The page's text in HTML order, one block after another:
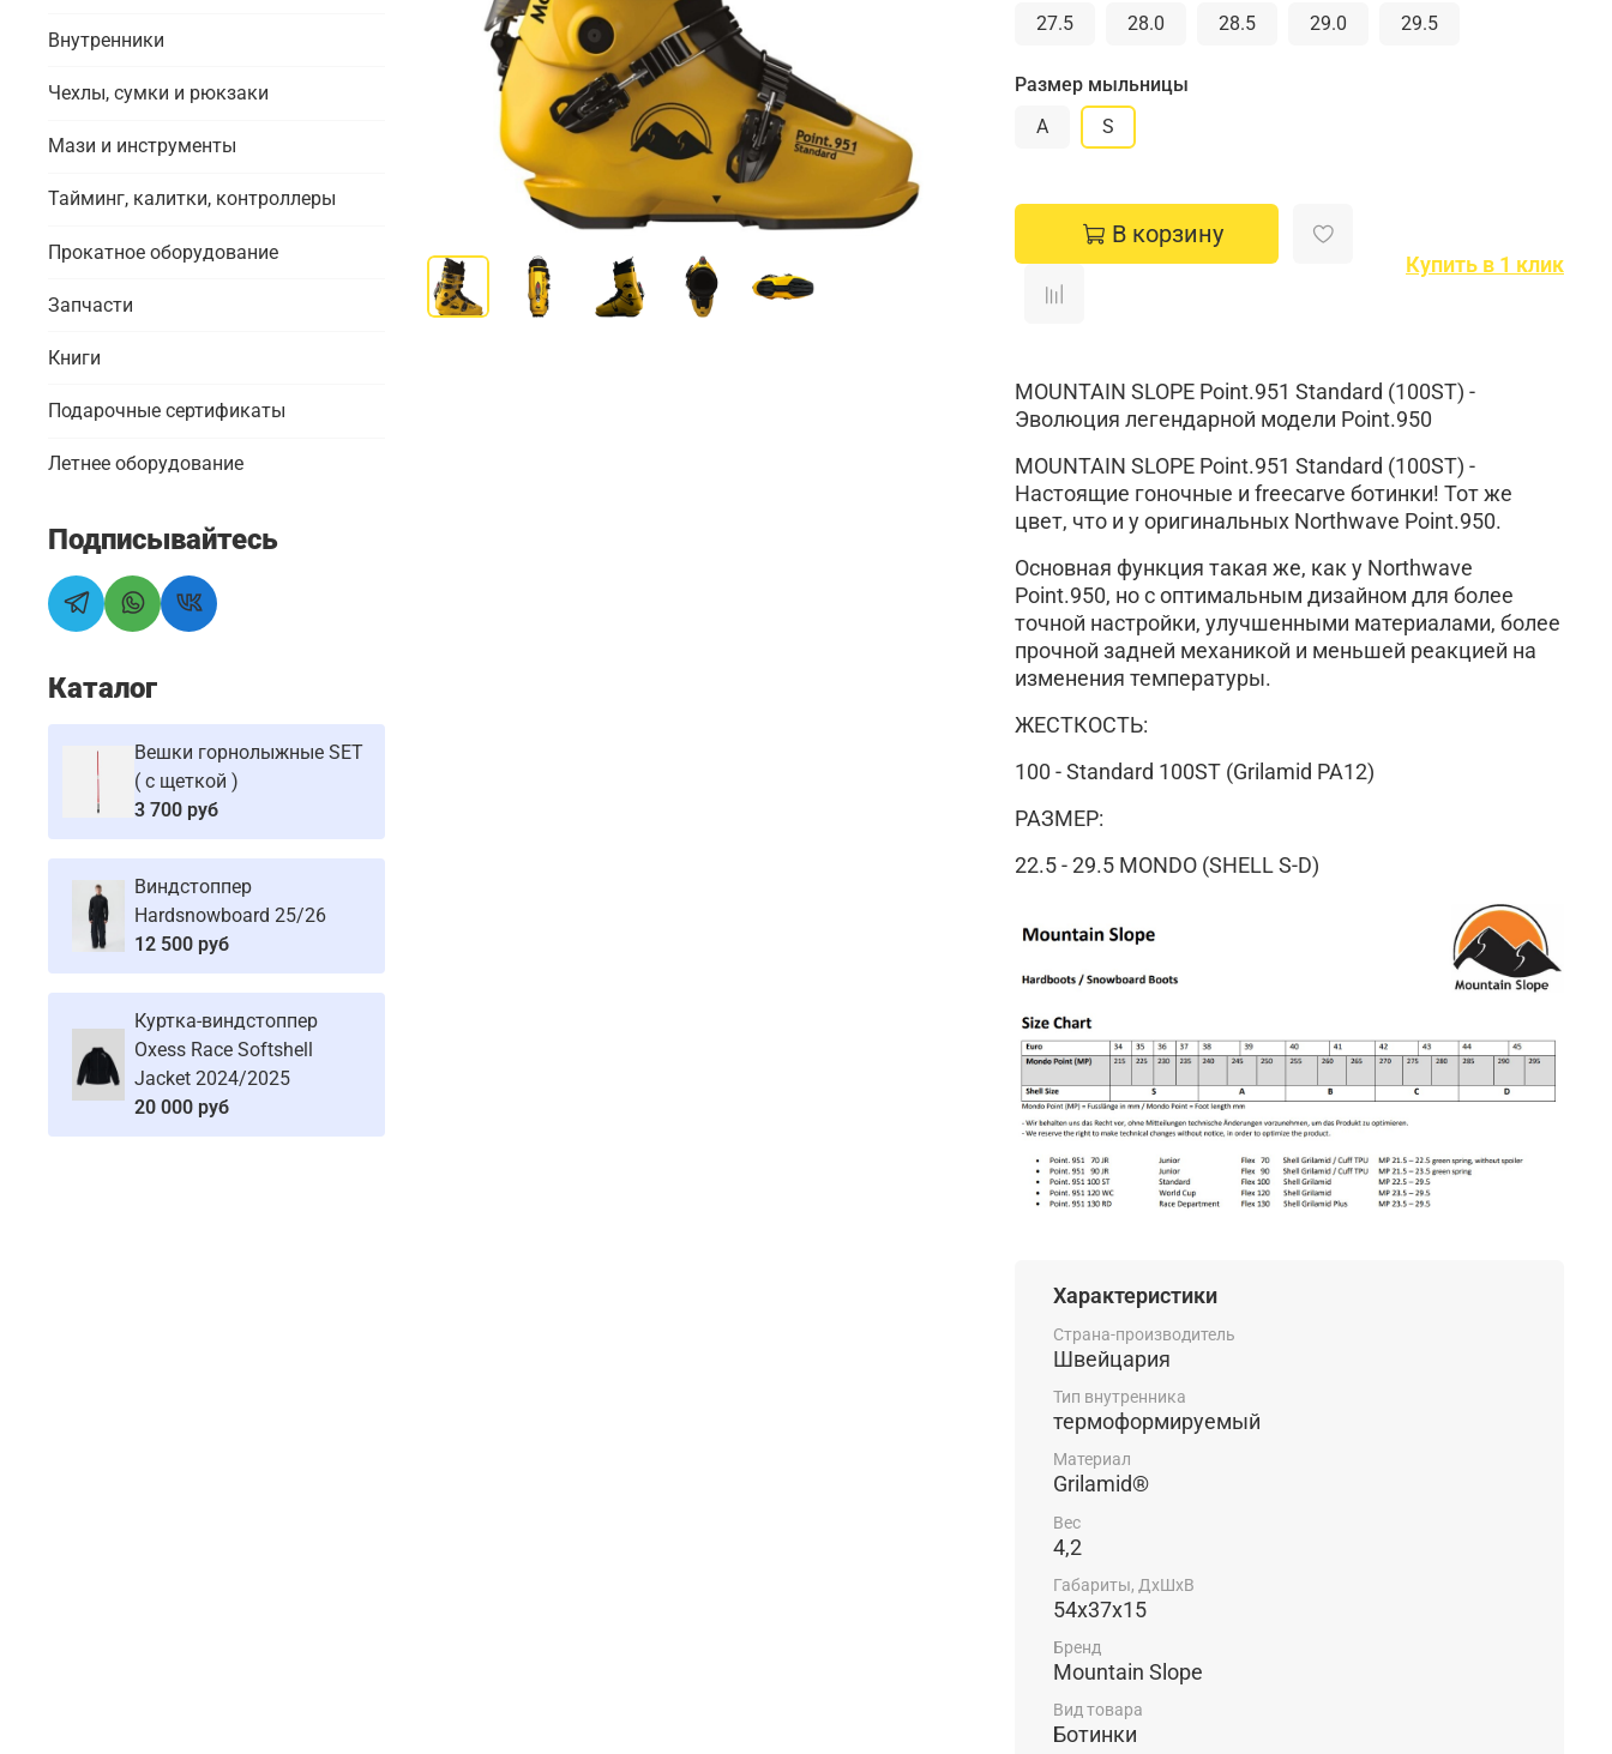
27.5 28.0 28.5 29.0 29.5
Размер мыльницы
A
S
В корзину
Купить в 1 клик
MOUNTAIN SLOPE Point.951 Standard (100ST) -
Эволюция легендарной модели Point.950
MOUNTAIN SLOPE Point.951 Standard (100ST) -
Настоящие гоночные и freecarve ботинки! Тот же
цвет, что и у оригинальных Northwave Point.950.
Основная функция такая же, как у Northwave
Point.950, но с оптимальным дизайном для более
точной настройки, улучшенными материалами, более
прочной задней механикой и меньшей реакцией на
изменения температуры.
ЖЕСТКОСТЬ:
100 - Standard 100ST (Grilamid PA12)
РАЗМЕР:
22.5 - 29.5 MONDO (SHELL S-D)
Характеристики
Страна-производитель
Швейцария
Тип внутренника
термоформируемый
Материал
Grilamid®
Вес
4,2
Габариты, ДхШхВ
54x37x15
Бренд
Mountain Slope
Вид товара
Ботинки
Внутренники
Чехлы, сумки и рюкзаки
Мази и инструменты
Тайминг, калитки, контроллеры
Прокатное оборудование
Запчасти
Книги
Подарочные сертификаты
Летнее оборудование
Подписывайтесь
Каталог
Вешки горнолыжные SET
( с щеткой )
3 700 руб
Виндстоппер
Hardsnowboard 25/26
12 500 руб
Куртка-виндстоппер
Oxess Race Softshell
Jacket 2024/2025
20 000 руб